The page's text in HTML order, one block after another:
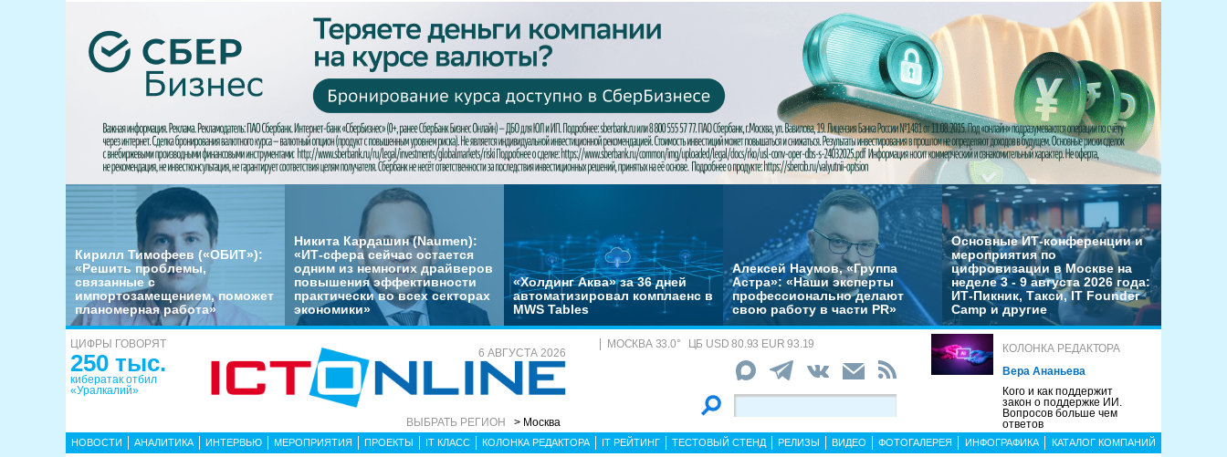
Кирилл Тимофеев («ОБИТ»):
«Решить проблемы,
связанные с
импортозамещением, поможет
планомерная работа»
Никита Кардашин (Naumen):
«ИТ-сфера сейчас остается
одним из немногих драйверов
повышения эффективности
практически во всех секторах
экономики»
«Холдинг Аква» за 36 дней
автоматизировал комплаенс в
MWS Tables
Алексей Наумов, «Группа
Астра»: «Наши эксперты
профессионально делают
свою работу в части PR»
Основные ИТ-конференции и
мероприятия по
цифровизации в Москве на
неделе 3 - 9 августа 2026 года:
ИТ-Пикник, Такси, IT Founder
Camp и другие
ЦИФРЫ ГОВОРЯТ
250 тыс.
кибератак отбил
«Уралкалий»
6 АВГУСТА 2026
ВЫБРАТЬ РЕГИОН > Москва
МОСКВА 33.0° ЦБ USD 80.93 EUR 93.19
КОЛОНКА РЕДАКТОРА
Вера Ананьева
Кого и как поддержит
закон о поддержке ИИ.
Вопросов больше чем
ответов
НОВОСТИ АНАЛИТИКА ИНТЕРВЬЮ МЕРОПРИЯТИЯ ПРОЕКТЫ IT КЛАСС КОЛОНКА РЕДАКТОРА IT РЕЙТИНГ ТЕСТОВЫЙ СТЕНД РЕЛИЗЫ ВИДЕО ФОТОГАЛЕРЕЯ ИНФОГРАФИКА КАТАЛОГ КОМПАНИЙ